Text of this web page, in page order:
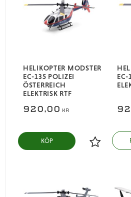
HELIKOPTER MODSTER
EC-135 POLIZEI
ÖSTERREICH
ELEKTRISK RTF
920,00 KR
Lägg till i
KÖP
EC-